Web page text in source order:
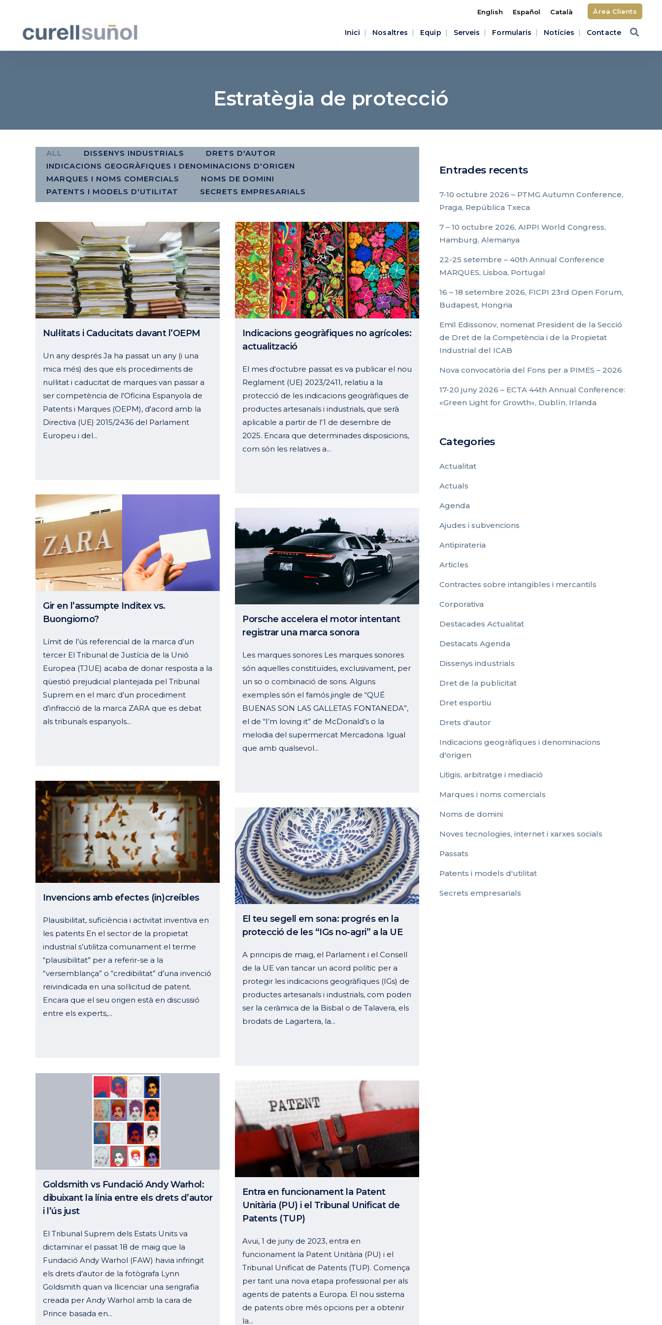
English Español Català Àrea Clients
Inici Nosaltres Equip Serveis Formularis Notícies Contacte
Estratègia de protecció
ALL DISSENYS INDUSTRIALS
DRETS D'AUTOR
INDICACIONS GEOGRÀFIQUES I DENOMINACIONS D'ORIGEN
MARQUES I NOMS COMERCIALS
NOMS DE DOMINI
PATENTS I MODELS D'UTILITAT
SECRETS EMPRESARIALS
Nul·litats i Caducitats davant l’OEPM
Un any després Ja ha passat un any (i una
mica més) des que els procediments de
nul·litat i caducitat de marques van passar a
ser competència de l'Oficina Espanyola de
Patents i Marques (OEPM), d'acord amb la
Directiva (UE) 2015/2436 del Parlament
Europeu i del...
Indicacions geogràfiques no agrícoles:
actualització
El mes d'octubre passat es va publicar el nou
Reglament (UE) 2023/2411, relatiu a la
protecció de les indicacions geogràfiques de
productes artesanals i industrials, que serà
aplicable a partir de l'1 de desembre de
2025. Encara que determinades disposicions,
com són les relatives a...
Gir en l’assumpte Inditex vs.
Buongiorno?
Límit de l’ús referencial de la marca d’un
tercer El Tribunal de Justícia de la Unió
Europea (TJUE) acaba de donar resposta a la
qüestió prejudicial plantejada pel Tribunal
Suprem en el marc d’un procediment
d’infracció de la marca ZARA que es debat
als tribunals espanyols...
Porsche accelera el motor intentant
registrar una marca sonora
Les marques sonores Les marques sonores
són aquelles constituïdes, exclusivament, per
un so o combinació de sons. Alguns
exemples són el famós jingle de “QUÉ
BUENAS SON LAS GALLETAS FONTANEDA”,
el de “I’m loving it” de McDonald’s o la
melodia del supermercat Mercadona. Igual
que amb qualsevol...
Invencions amb efectes (in)creíbles
Plausibilitat, suficiència i activitat inventiva en
les patents En el sector de la propietat
industrial s’utilitza comunament el terme
“plausibilitat” per a referir-se a la
“versemblança” o “credibilitat” d’una invenció
reivindicada en una sol·licitud de patent.
Encara que el seu origen està en discussió
entre els experts,...
El teu segell em sona: progrés en la
protecció de les “IGs no-agri” a la UE
A principis de maig, el Parlament i el Consell
de la UE van tancar un acord polític per a
protegir les indicacions geogràfiques (IGs) de
productes artesanals i industrials, com poden
ser la ceràmica de la Bisbal o de Talavera, els
brodats de Lagartera, la...
Goldsmith vs Fundació Andy Warhol:
dibuixant la línia entre els drets d’autor
i l’ús just
El Tribunal Suprem dels Estats Units va
dictaminar el passat 18 de maig que la
Fundació Andy Warhol (FAW) havia infringit
els drets d’autor de la fotògrafa Lynn
Goldsmith quan va llicenciar una serigrafia
creada per Andy Warhol amb la cara de
Prince basada en...
Entra en funcionament la Patent
Unitària (PU) i el Tribunal Unificat de
Patents (TUP)
Avui, 1 de juny de 2023, entra en
funcionament la Patent Unitària (PU) i el
Tribunal Unificat de Patents (TUP). Comença
per tant una nova etapa professional per als
agents de patents a Europa. El nou sistema
de patents obre més opcions per a obtenir
la...
Entrades recents
7-10 octubre 2026 – PTMG Autumn Conference,
Praga, República Txeca
7 – 10 octubre 2026, AIPPI World Congress,
Hamburg, Alemanya
22-25 setembre – 40th Annual Conference
MARQUES, Lisboa, Portugal
16 – 18 setembre 2026, FICPI 23rd Open Forum,
Budapest, Hongria
Emil Edissonov, nomenat President de la Secció
de Dret de la Competència i de la Propietat
Industrial del ICAB
Nova convocatòria del Fons per a PIMES – 2026
17-20 juny 2026 – ECTA 44th Annual Conference:
«Green Light for Growth», Dublín, Irlanda
Categories
Actualitat
Actuals
Agenda
Ajudes i subvencions
Antipirateria
Articles
Contractes sobre intangibles i mercantils
Corporativa
Destacades Actualitat
Destacats Agenda
Dissenys industrials
Dret de la publicitat
Dret esportiu
Drets d'autor
Indicacions geogràfiques i denominacions
d'origen
Litigis, arbitratge i mediació
Marques i noms comercials
Noms de domini
Noves tecnologies, internet i xarxes socials
Passats
Patents i models d'utilitat
Secrets empresarials